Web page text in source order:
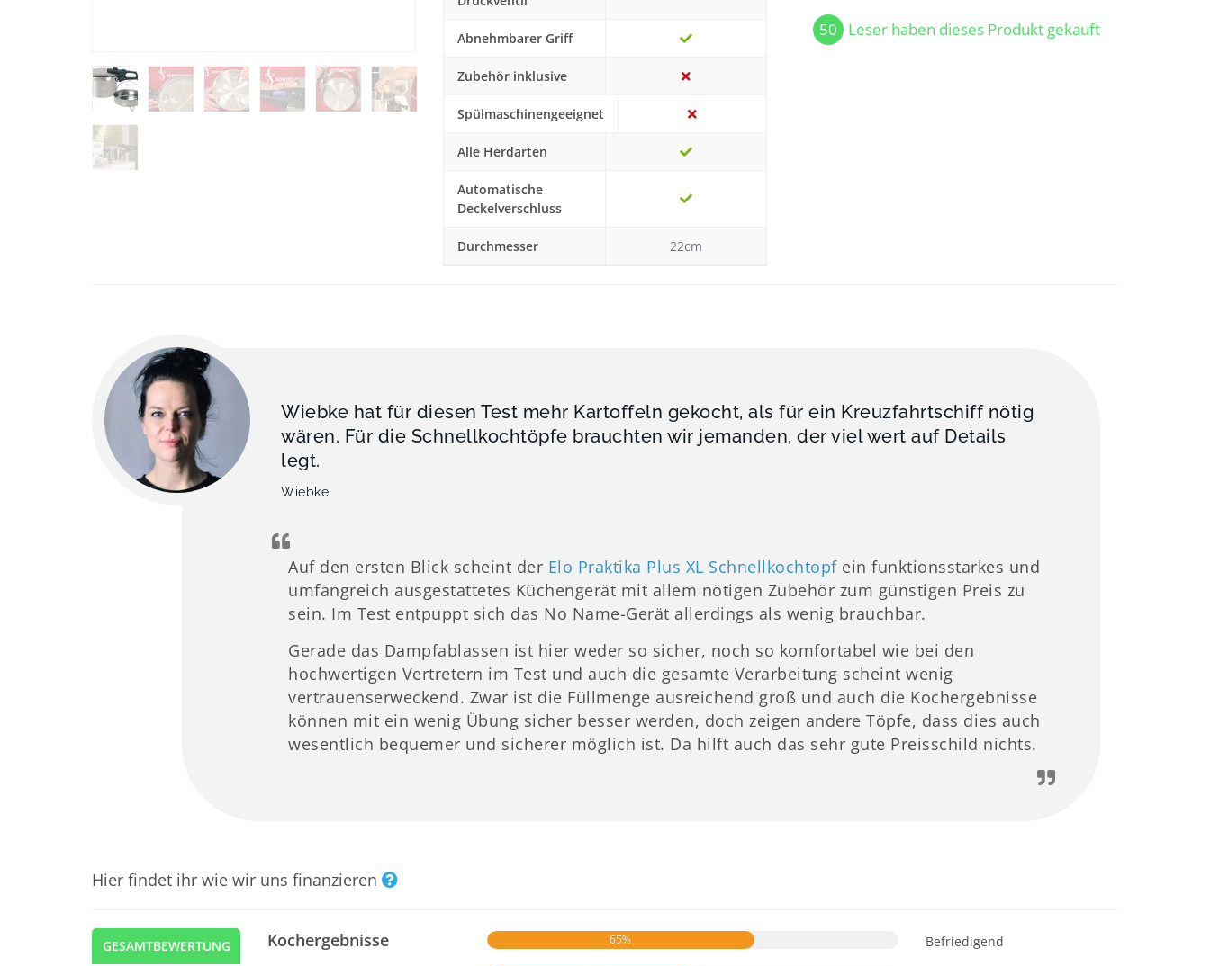
50 Leser haben dieses Produkt gekauft
Abnehmbarer Griff
Zubehör inklusive
Spülmaschinengeeignet
Alle Herdarten
Automatische
Deckelverschluss
Durchmesser 22cm
Wiebke hat für diesen Test mehr Kartoffeln gekocht, als für ein Kreuzfahrtschiff nötig
wären. Für die Schnellkochtöpfe brauchten wir jemanden, der viel wert auf Details
legt.
Wiebke
Auf den ersten Blick scheint der Elo Praktika Plus XL Schnellkochtopfein funktionsstarkes und
umfangreich ausgestattetes Küchengerät mit allem nötigen Zubehör zum günstigen Preis zu
sein. Im Test entpuppt sich das No Name-Gerät allerdings als wenig brauchbar.
Gerade das Dampfablassen ist hier weder so sicher, noch so komfortabel wie bei den
hochwertigen Vertretern im Test und auch die gesamte Verarbeitung scheint wenig
vertrauenserweckend. Zwar ist die Füllmenge ausreichend groß und auch die Kochergebnisse
können mit ein wenig Übung sicher besser werden, doch zeigen andere Töpfe, dass dies auch
wesentlich bequemer und sicherer möglich ist. Da hilft auch das sehr gute Preisschild nichts.
Hier findet ihr wie wir uns finanzieren
GESAMTBEWERTUNG Kochergebnisse 65% Befriedigend